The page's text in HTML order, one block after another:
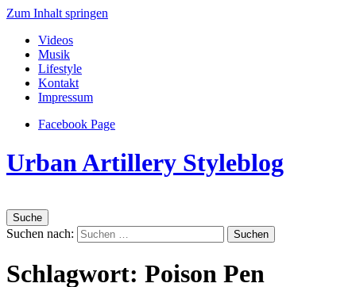
Zum Inhalt springen
Videos
Musik
Lifestyle
Kontakt
Impressum
Facebook Page
Urban Artillery Styleblog
Suche
Suchen nach:
Schlagwort: Poison Pen